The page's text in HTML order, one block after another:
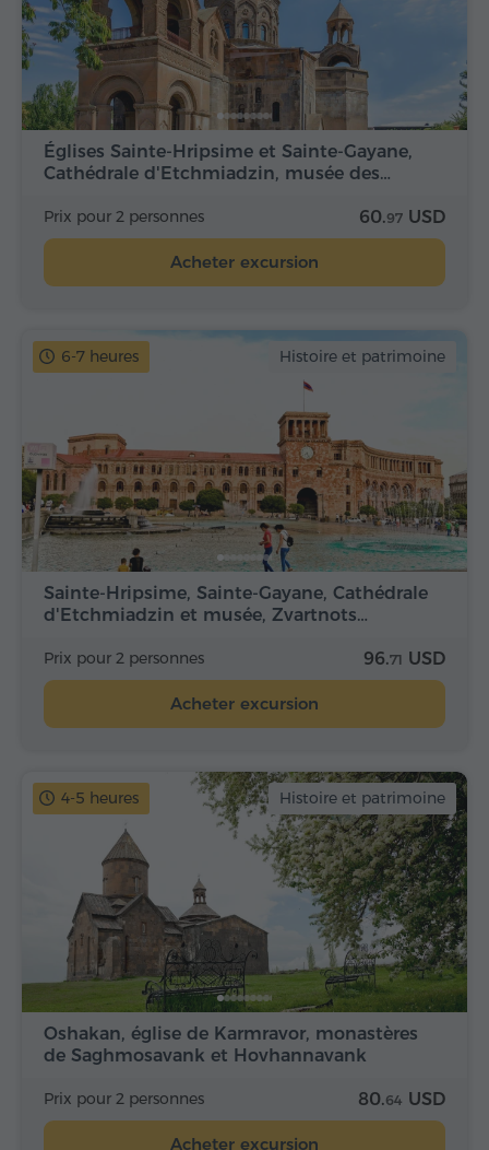
Églises Sainte-Hripsime et Sainte-Gayane,
Cathédrale d'Etchmiadzin, musée des…
Prix pour 2 personnes 60.97 USD
Acheter excursion
6-7 heures Histoire et patrimoine
Sainte-Hripsime, Sainte-Gayane, Cathédrale
d'Etchmiadzin et musée, Zvartnots…
Prix pour 2 personnes 96.71 USD
Acheter excursion
4-5 heures Histoire et patrimoine
Oshakan, église de Karmravor, monastères
de Saghmosavank et Hovhannavank
Prix pour 2 personnes 80.64 USD
Acheter excursion